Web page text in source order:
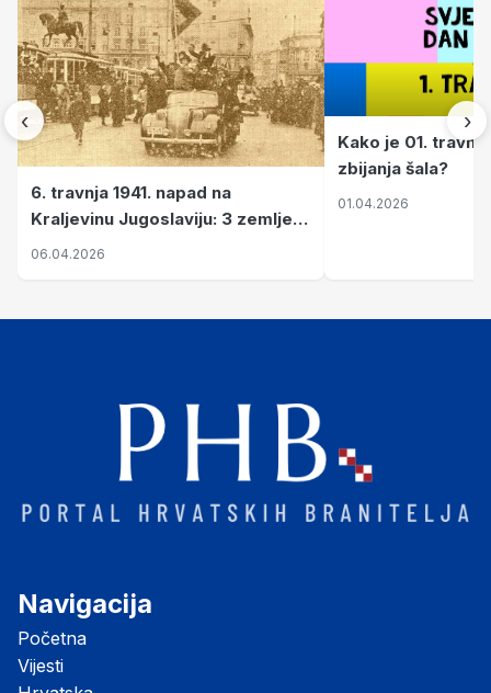
‹
6. travnja 1941. napad na
Kraljevinu Jugoslaviju: 3 zemlje
nastale njenim raspadom
06.04.2026
Kako je 01.
zbijanja šala?
01.04.2026
›
Navigacija
Početna
Vijesti